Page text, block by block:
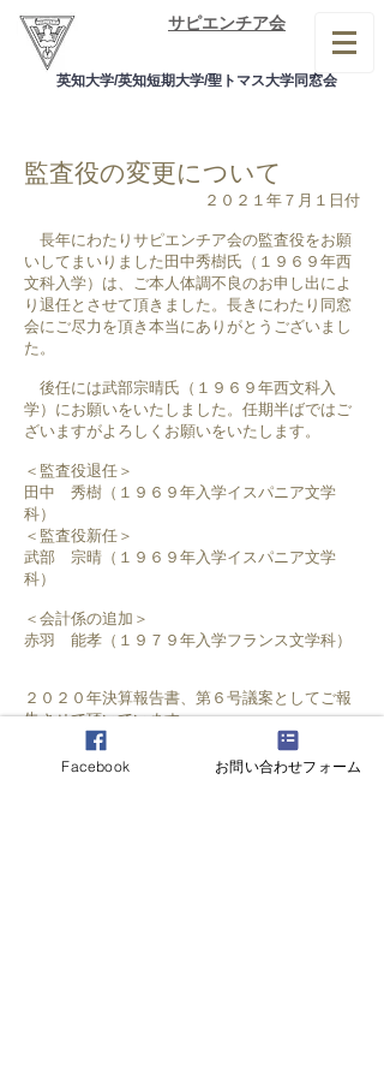
サピエンチア会
英知大学/英知短期大学/聖トマス大学同窓会
監査役の変更について
２０２１年７月１日付
長年にわたりサピエンチア会の監査役をお願
いしてまいりました田中秀樹氏（１９６９年西
文科入学）は、ご本人体調不良のお申し出によ
り退任とさせて頂きました。長きにわたり同窓
会にご尽力を頂き本当にありがとうございまし
た。
後任には武部宗晴氏（１９６９年西文科入
学）にお願いをいたしました。任期半ばではご
ざいますがよろしくお願いをいたします。
＜監査役退任＞
田中 秀樹（１９６９年入学イスパニア文学
科）
＜監査役新任＞
武部 宗晴（１９６９年入学イスパニア文学
科）
＜会計係の追加＞
赤羽 能孝（１９７９年入学フランス文学科）
２０２０年決算報告書、第６号議案としてご報
告させて頂いています
Facebook お問い合わせフォーム